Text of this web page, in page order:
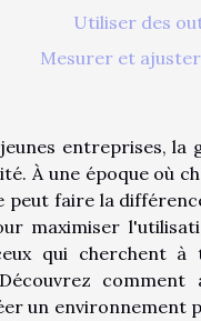
Utiliser des
Mesurer et
entreprises,
À une époque où
peut faire la
maximiser
qui cherchent à
un environnement